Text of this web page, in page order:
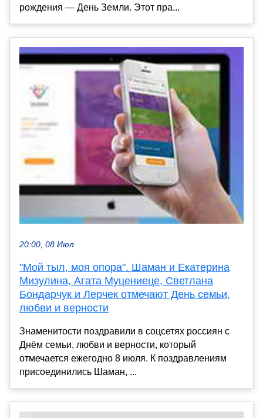
рождения — День Земли. Этот пра...
20:00, 08 Июл
"Мой тыл, моя опора". Шаман и Екатерина
Мизулина, Агата Муцениеце, Светлана
Бондарчук и Лерчек отмечают День семьи,
любви и верности
Знаменитости поздравили в соцсетях россиян с
Днём семьи, любви и верности, который
отмечается ежегодно 8 июля. К поздравлениям
присоединились Шаман, ...